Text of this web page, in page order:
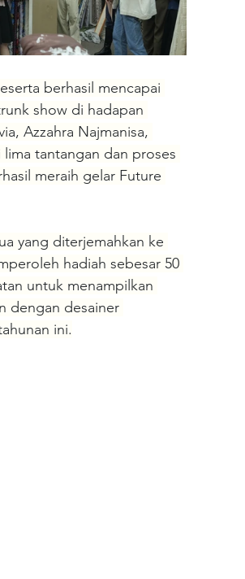
berhasil mencapai
show di hadapan
Azzahra Najmanisa,
tantangan dan proses
meraih gelar Future
yang diterjemahkan ke
hadiah sebesar 50
untuk menampilkan
dengan desainer
ini.